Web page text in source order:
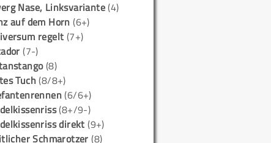
Nase, Linksvariante(4)
auf dem Horn (6+)
regelt (7+)
(7-)
(8)
Tuch(8/8+)
(6/6+)
(8+/9-)
direkt (9+)
Schmarotzer (8)